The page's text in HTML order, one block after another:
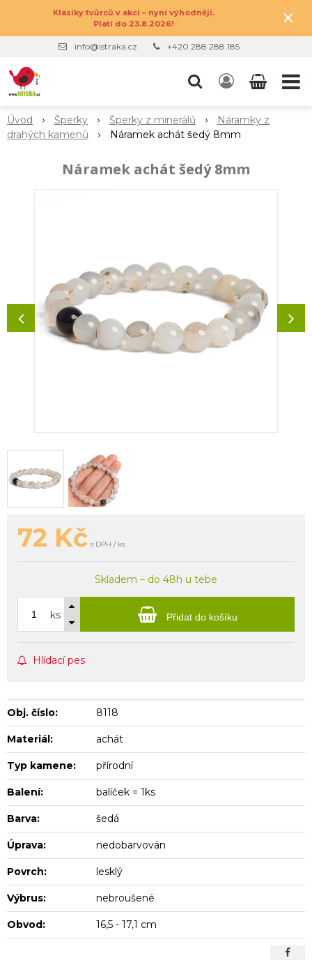
Klasiky tvůrců v akci – nyní výhodněji.
Platí do 23.8.2026!
×
info@istraka.cz +420 288 288 185
Úvod Šperky Šperky z minerálů
Náramky z
drahých kamenů
Náramek achát šedý 8mm
Náramek achát šedý 8mm
72 Kč s DPH / ks
Skladem – do 48h u tebe
ks Přidat do košíku
Hlídací pes
Obj. číslo: 8118
Materiál: achát
Typ kamene: přírodní
Balení: balíček = 1ks
Barva: šedá
Úprava: nedobarvován
Povrch: lesklý
Výbrus: nebroušené
Obvod: 16,5 - 17,1 cm